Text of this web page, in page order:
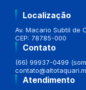
Localização
Av. Macario Subtil de
CEP: 78785-000
Contato
(66) 99937-0499
Atendimento